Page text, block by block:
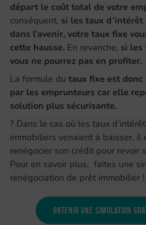
départ le coût total de votre
conséquent, si les taux
dans l’avenir, votre taux fixe
cette hausse. En revanche, si les
vous ne pourrez pas en profiter.
La formule du taux fixe est
par les emprunteurs car elle
solution plus sécurisante.
? Dans le cas où les taux
immobiliers venaient à baisser, il
renégocier son crédit pour revoir
Pour en savoir plus, faites une
renégociation de prêt immobilier !
Obtenir une simulation